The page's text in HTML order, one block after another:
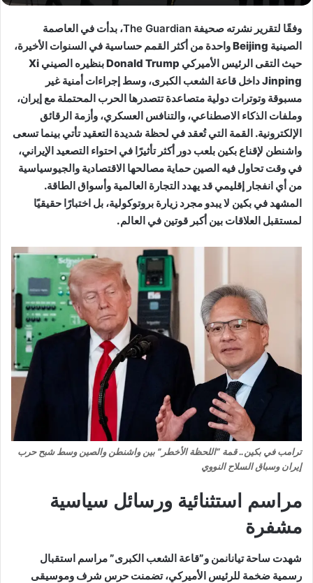
وفقًا لتقرير نشرته صحيفة The Guardian، بدأت في العاصمة
الصينية Beijingواحدة من أكثر القمم حساسية في السنوات الأخيرة،
حيث التقى الرئيس الأميركي Donald Trumpبنظيره الصيني Xi
Jinpingداخل قاعة الشعب الكبرى، وسط إجراءات أمنية غير
مسبوقة وتوترات دولية متصاعدة تتصدرها الحرب المحتملة مع إيران،
وملفات الذكاء الاصطناعي، والتنافس العسكري، وأزمة الرقائق
الإلكترونية. القمة التي تُعقد في لحظة شديدة التعقيد تأتي بينما تسعى
واشنطن لإقناع بكين بلعب دور أكثر تأثيرًا في احتواء التصعيد الإيراني،
في وقت تحاول فيه الصين حماية مصالحها الاقتصادية والجيوسياسية
من أي انفجار إقليمي قد يهدد التجارة العالمية وأسواق الطاقة.
المشهد في بكين لا يبدو مجرد زيارة بروتوكولية، بل اختبارًا حقيقيًا
لمستقبل العلاقات بين أكبر قوتين في العالم.
ترامب في بكين.. قمة “اللحظة الأخطر” بين واشنطن والصين وسط شبح حرب
إيران وسباق السلاح النووي
مراسم استثنائية ورسائل سياسية
مشفرة
شهدت ساحة تيانانمن و”قاعة الشعب الكبرى” مراسم استقبال
رسمية ضخمة للرئيس الأميركي، تضمنت حرس شرف وموسيقى